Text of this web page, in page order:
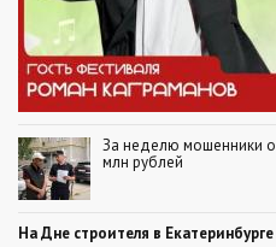
За неделю мошенники
млн рублей
На Дне строителя в